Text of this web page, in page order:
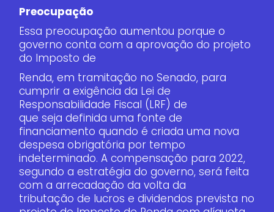
Preocupação
Essa preocupação aumentou porque o
governo conta com a aprovação do projeto
do Imposto de
Renda, em tramitação no Senado, para
cumprir a exigência da Lei de
Responsabilidade Fiscal (LRF) de
que seja definida uma fonte de
financiamento quando é criada uma nova
despesa obrigatória por tempo
indeterminado. A compensação para 2022,
segundo a estratégia do governo, será feita
com a arrecadação da volta da
tributação de lucros e dividendos prevista no